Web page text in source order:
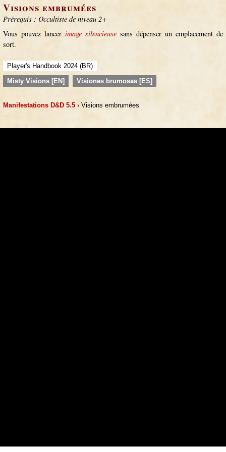
Visions embrumées
Prérequis : Occultiste de niveau 2+
Vous pouvez lancer image silencieuse sans dépenser un emplacement de
sort.
Player's Handbook 2024 (BR)
Misty Visions [EN]
Visiones brumosas [ES]
Manifestations D&D 5.5 › Visions embrumées